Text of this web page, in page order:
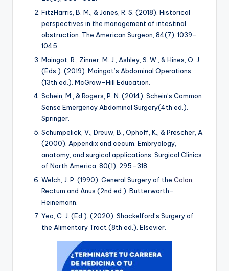
FitzHarris, B. M., & Jones, R. S. (2018). Historical
perspectives in the management of intestinal
obstruction. The American Surgeon, 84(7), 1039–
1045.
Maingot, R., Zinner, M. J., Ashley, S. W., & Hines, O. J.
(Eds.). (2019). Maingot’s Abdominal Operations
(13th ed.). McGraw-Hill Education.
Schein, M., & Rogers, P. N. (2014). Schein’s Common
Sense Emergency Abdominal Surgery(4th ed.).
Springer.
Schumpelick, V., Dreuw, B., Ophoff, K., & Prescher, A.
(2000). Appendix and cecum. Embryology,
anatomy, and surgical applications. Surgical Clinics
of North America, 80(1), 295–318.
Welch, J. P. (1990). General Surgery of the Colon
Rectum and Anus (2nd ed.). Butterworth-
Heinemann.
Yeo, C. J. (Ed.). (2020). Shackelford’s Surgery of
the Alimentary Tract (8th ed.). Elsevier.